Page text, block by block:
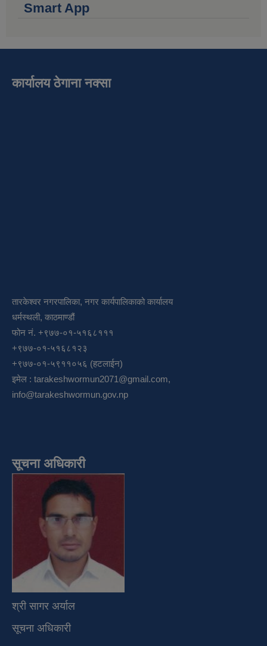
Smart App
कार्यालय ठेगाना नक्सा
तारकेश्वर नगरपालिका, नगर कार्यपालिकाको कार्यालय
धर्मस्थली, काठमाण्डौं
फोन नं. +९७७-०१-५१६८१११
+९७७-०१-५१६८१२३
+९७७-०१-५९११०५६ (हटलाईन)
इमेल : tarakeshwormun2071@gmail.com,
info@tarakeshwormun.gov.np
सूचना अधिकारी
श्री सागर अर्याल
सूचना अधिकारी